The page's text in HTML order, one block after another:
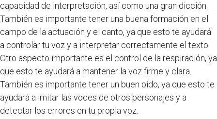
capacidad de interpretación, así como una gran dicción.
También es importante tener una buena formación en el
campo de la actuación y el canto, ya que esto te ayudará
a controlar tu voz y a interpretar correctamente el texto.
Otro aspecto importante es el control de la respiración, ya
que esto te ayudará a mantener la voz firme y clara.
También es importante tener un buen oído, ya que esto te
ayudará a imitar las voces de otros personajes y a
detectar los errores en tu propia voz.